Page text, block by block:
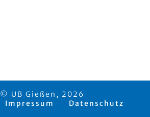
© UB Gießen, 2026
Impressum
Datenschutz